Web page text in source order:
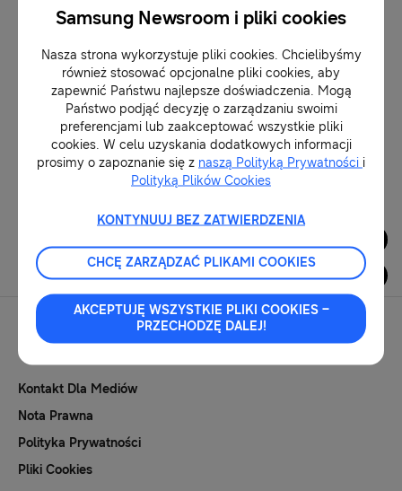
20-06-2022
Samsung Electronics
ugruntowuje swoją pozycję
lidera w dziedzinie monitorów,
prezentując na targach CES
wszechstronną ofertę na rok
2022
11-01-2022
1
Kontakt Dla Mediów
Nota Prawna
Polityka Prywatności
Pliki Cookies
Samsung Newsroom i pliki cookies
Nasza strona wykorzystuje pliki cookies. Chcielibyśmy
również stosować opcjonalne pliki cookies, aby
zapewnić Państwu najlepsze doświadczenia. Mogą
Państwo podjąć decyzję o zarządzaniu swoimi
preferencjami lub zaakceptować wszystkie pliki
cookies. W celu uzyskania dodatkowych informacji
prosimy o zapoznanie się z naszą Polityką Prywatności i
Polityką Plików Cookies
KONTYNUUJ BEZ ZATWIERDZENIA
CHCĘ ZARZĄDZAĆ PLIKAMI COOKIES
AKCEPTUJĘ WSZYSTKIE PLIKI COOKIES –
PRZECHODZĘ DALEJ!